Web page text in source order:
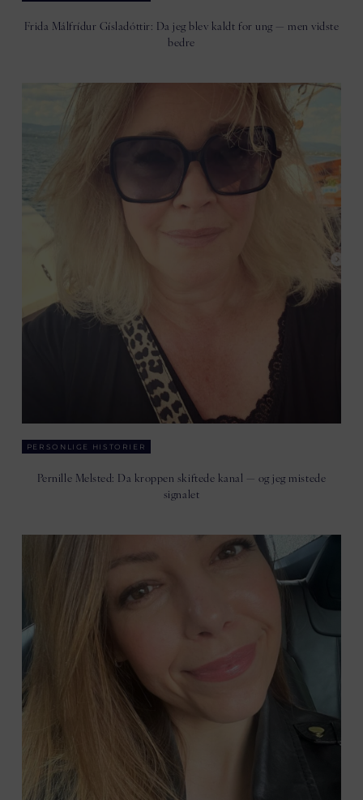
Frida Málfrídur Gísladóttir: Da jeg blev kaldt for ung — men vidste
bedre
PERSONLIGE HISTORIER
Pernille Melsted: Da kroppen skiftede kanal — og jeg mistede
signalet